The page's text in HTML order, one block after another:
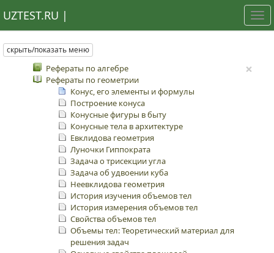
UZTEST.RU |
скрыть/показать меню
×
Рефераты по алгебре
Рефераты по геометрии
Конус, его элементы и формулы
Построение конуса
Конусные фигуры в быту
Конусные тела в архитектуре
Евклидова геометрия
Луночки Гиппократа
Задача о трисекции угла
Задача об удвоении куба
Неевклидова геометрия
История изучения объемов тел
История измерения объемов тел
Свойства объемов тел
Объемы тел: Теоретический материал для
решения задач